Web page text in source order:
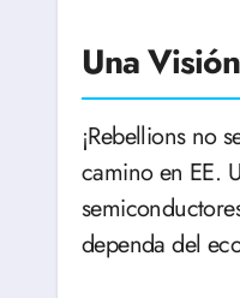
Una
¡Rebellions no
camino en EE.
dependa del